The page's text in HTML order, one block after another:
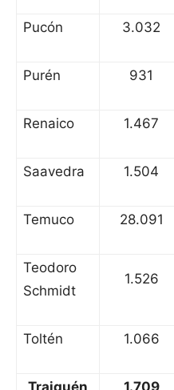
Pucón 3.032
Purén 931
Renaico 1.467
Saavedra 1.504
Temuco 28.091
Teodoro
Schmidt
1.526
Toltén 1.066